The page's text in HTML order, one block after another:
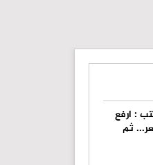
: ارفع
ثم